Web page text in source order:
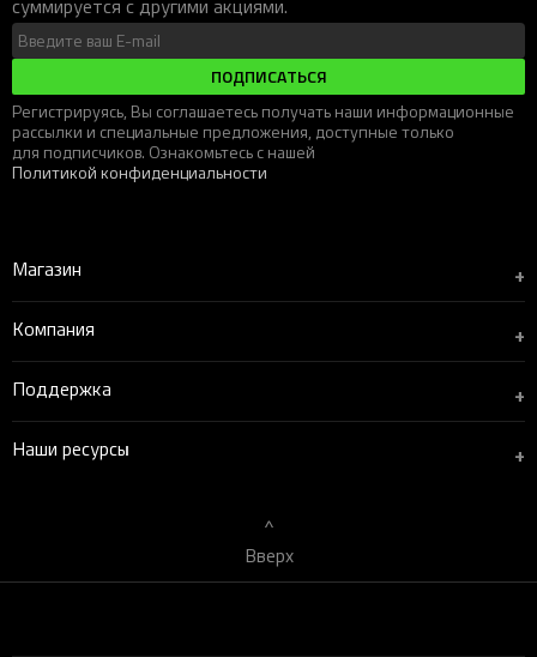
суммируется с другими акциями.
ПОДПИСАТЬСЯ
Регистрируясь, Вы соглашаетесь получать наши информационные
рассылки и специальные предложения, доступные только
для подписчиков. Ознакомьтесь с нашей
Политикой конфиденциальности
Магазин +
Компания +
Поддержка +
Наши ресурсы +
Вверх